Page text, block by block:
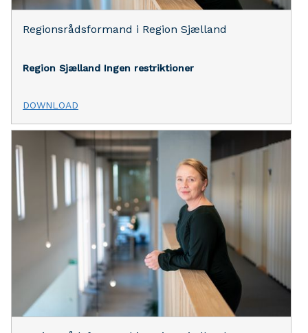
Regionsrådsformand i Region Sjælland
Region Sjælland Ingen restriktioner
DOWNLOAD